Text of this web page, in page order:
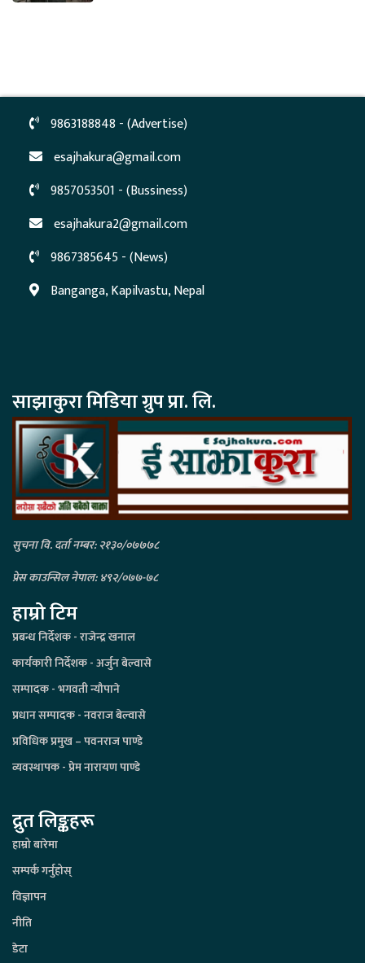
9863188848 - (Advertise)
esajhakura@gmail.com
9857053501 - (Bussiness)
esajhakura2@gmail.com
9867385645 - (News)
Banganga, Kapilvastu, Nepal
साझाकुरा मिडिया ग्रुप प्रा. लि.
सुचना वि. दर्ता नम्बर: २१३०/०७७७८
प्रेस काउन्सिल नेपाल: ४९२/०७७-७८
हाम्रो टिम
प्रबन्ध निर्देशक - राजेन्द्र खनाल
कार्यकारी निर्देशक - अर्जुन बेल्वासे
सम्पादक - भगवती न्यौपाने
प्रधान सम्पादक - नवराज बेल्वासे
प्रविधिक प्रमुख – पवनराज पाण्डे
व्यवस्थापक - प्रेम नारायण पाण्डे
द्रुत लिङ्कहरू
हाम्रो बारेमा
सम्पर्क गर्नुहोस्
विज्ञापन
नीति
डेटा